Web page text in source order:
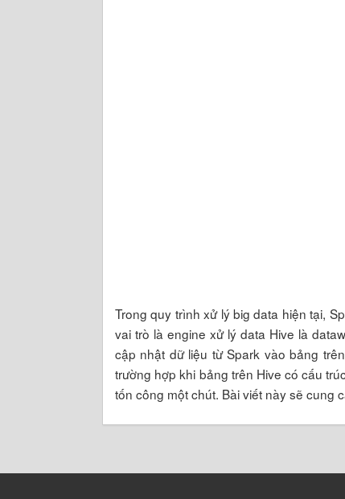
Trong quy trình xử lý big data hiện tại,
vai trò là engine xử lý data Hive là
cập nhật dữ liệu từ Spark vào bảng
trường hợp khi bảng trên Hive có cấu
tốn công một chút. Bài viết này sẽ cung